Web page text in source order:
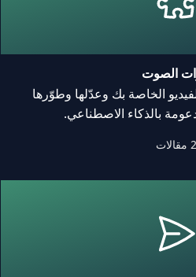
الصوت
الخاصة بك وعدّلها وطوّرها
بالذكاء الاصطناعي.
2 مقالات